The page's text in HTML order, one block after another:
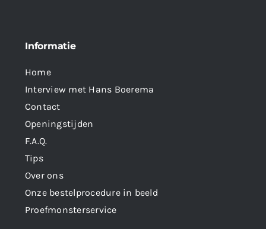
Informatie
Home
Interview met Hans Boerema
Contact
Openingstijden
F.A.Q.
Tips
Over ons
Onze bestelprocedure in beeld
Proefmonsterservice